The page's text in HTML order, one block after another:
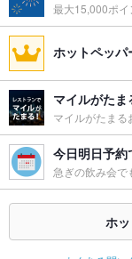
最大15,000ポイ
ホットペッパ
マイルがたま
マイルがたまる
今日明日予約
急ぎの飲み会で
ホ